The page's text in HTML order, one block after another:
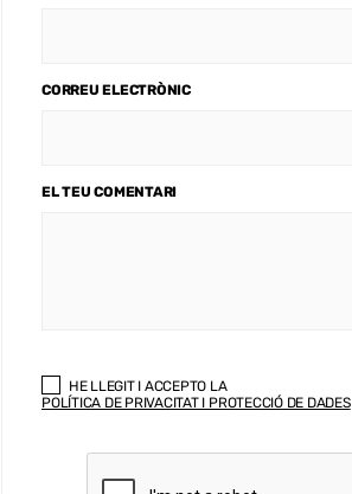
CORREU ELECTRÒNIC
EL TEU COMENTARI
HE LLEGIT I ACCEPTO LA
POLÍTICA DE PRIVACITAT I PROTECCIÓ DE DADES